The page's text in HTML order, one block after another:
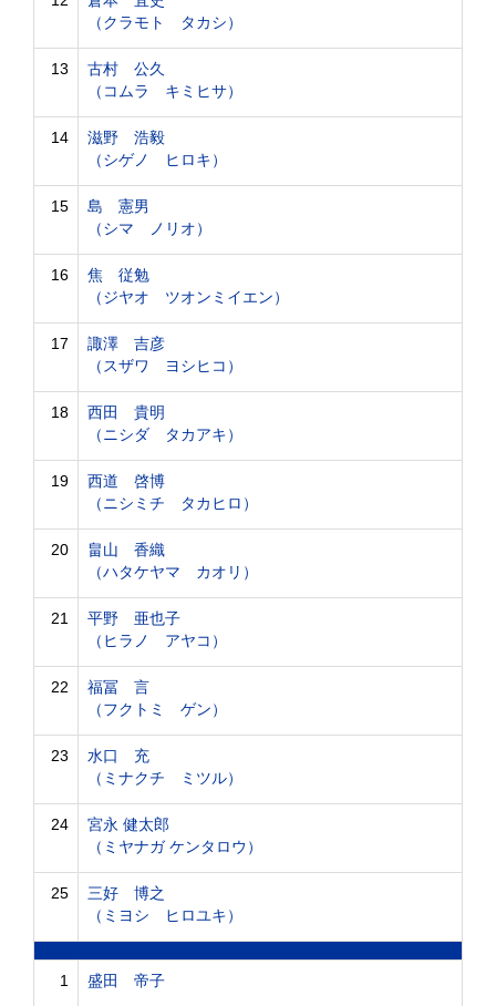
（クラモト タカシ）
13
古村 公久
（コムラ キミヒサ）
14
滋野 浩毅
（シゲノ ヒロキ）
15
島 憲男
（シマ ノリオ）
16
焦 従勉
（ジヤオ ツオンミイエン）
17
諏澤 吉彦
（スザワ ヨシヒコ）
18
西田 貴明
（ニシダ タカアキ）
19
西道 啓博
（ニシミチ タカヒロ）
20
畠山 香織
（ハタケヤマ カオリ）
21
平野 亜也子
（ヒラノ アヤコ）
22
福冨 言
（フクトミ ゲン）
23
水口 充
（ミナクチ ミツル）
24
宮永 健太郎
（ミヤナガ ケンタロウ）
25
三好 博之
（ミヨシ ヒロユキ）
1 盛田 帝子